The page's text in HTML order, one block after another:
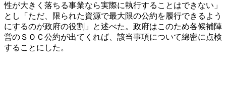
性が大きく落ちる事業なら実際に執行することはできない」
とし「ただ、限られた資源で最大限の公約を履行できるよう
にするのが政府の役割」と述べた。政府はこのため各候補陣
営のＳＯＣ公約が出てくれば、該当事項について綿密に点検
することにした。